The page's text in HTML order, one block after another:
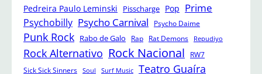
Pedreira Paulo Leminski Pisscharge Pop Prime
Psychobilly Psycho Carnival Psycho Daime
Punk Rock Rabo de Galo Rap Rat Demons Repudiyo
Rock Alternativo Rock Nacional
RW7
Sick Sick Sinners
Soul Surf Music Teatro Guaíra